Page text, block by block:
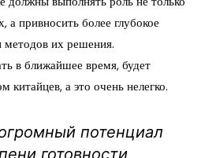
а привносить более глубокое
методов их решения.
в ближайшее время, будет
китайцев, а это очень нелегко.
потенциал
готовности